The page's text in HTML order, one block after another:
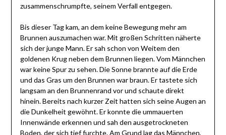
zusammenschrumpfte, seinem Verfall entgegen.
Bis dieser Tag kam, an dem keine Bewegung mehr am
Brunnen auszumachen war. Mit großen Schritten näherte
sich der junge Mann. Er sah schon von Weitem den
goldenen Krug neben dem Brunnen liegen. Vom Männchen
war keine Spur zu sehen. Die Sonne brannte auf die Erde
und das Gras um den Brunnen war braun. Er tastete sich
langsam an den Brunnenrand vor und schaute direkt
hinein. Bereits nach kurzer Zeit hatten sich seine Augen an
die Dunkelheit gewöhnt. Er konnte die ummauerten
Innenwände erkennen und sah den ausgetrockneten
Boden, der sich tief furchte. Am Grund lag das Männchen,